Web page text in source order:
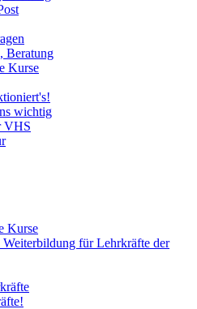
Beratung
Kurse
wichtig
VHS
Kurse
für Lehrkräfte der